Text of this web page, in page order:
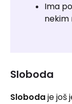
Ima
nekim
Sloboda
Slobodaje još